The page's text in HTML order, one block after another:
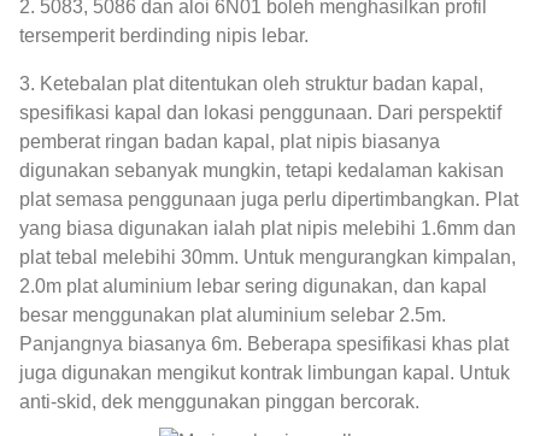
2. 5083, 5086 dan aloi 6N01 boleh menghasilkan profil
tersemperit berdinding nipis lebar.
3. Ketebalan plat ditentukan oleh struktur badan kapal,
spesifikasi kapal dan lokasi penggunaan. Dari perspektif
pemberat ringan badan kapal, plat nipis biasanya
digunakan sebanyak mungkin, tetapi kedalaman kakisan
plat semasa penggunaan juga perlu dipertimbangkan. Plat
yang biasa digunakan ialah plat nipis melebihi 1.6mm dan
plat tebal melebihi 30mm. Untuk mengurangkan kimpalan,
2.0m plat aluminium lebar sering digunakan, dan kapal
besar menggunakan plat aluminium selebar 2.5m.
Panjangnya biasanya 6m. Beberapa spesifikasi khas plat
juga digunakan mengikut kontrak limbungan kapal. Untuk
anti-skid, dek menggunakan pinggan bercorak.